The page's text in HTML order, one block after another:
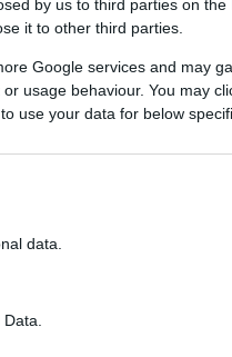
by us to third parties on the
it to other third parties.
Google services and may
usage behaviour. You may
use your data for below
data.
Fotó: Wikimedia Commons
magát. Az
de a jelek szerint
Ahogy egy